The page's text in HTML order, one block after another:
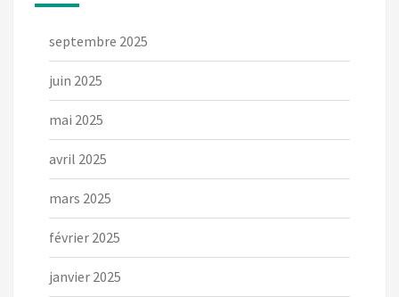
septembre 2025
juin 2025
mai 2025
avril 2025
mars 2025
février 2025
janvier 2025